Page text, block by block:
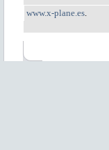
www.x-plane.es